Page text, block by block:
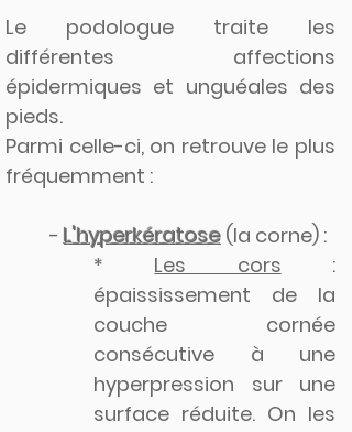
Le podologue traite les
différentes affections
épidermiques et unguéales des
pieds.
Parmi celle-ci, on retrouve le plus
fréquemment :
-L'hyperkératose (la corne) :
* Les cors :
épaississement de la
couche cornée
consécutive à une
hyperpression sur une
surface réduite. On les